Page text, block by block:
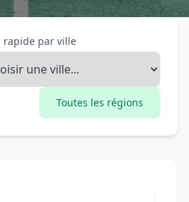
rapide par ville
Toutes les régions